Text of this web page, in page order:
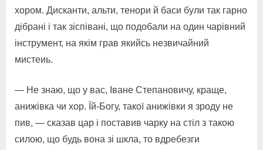
хором. Дисканти, альти, тенори й баси були так гарно
дібрані і так зіспівані, що подобали на один чарівний
інструмент, на якім грав якийсь незвичайний
мистеиь.
— Не знаю, що у вас, Іване Степановичу, краще,
анижівка чи хор. Їй-Богу, такої анижівки я зроду не
пив, — сказав цар і поставив чарку на стіл з такою
силою, що будь вона зі шкла, то вдребезги